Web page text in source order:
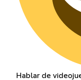
Hablar de